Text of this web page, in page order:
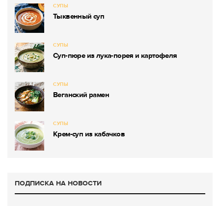
СУПЫ
Тыквенный суп
СУПЫ
Суп-пюре из лука-порея и картофеля
СУПЫ
Веганский рамен
СУПЫ
Крем-суп из кабачков
ПОДПИСКА НА НОВОСТИ